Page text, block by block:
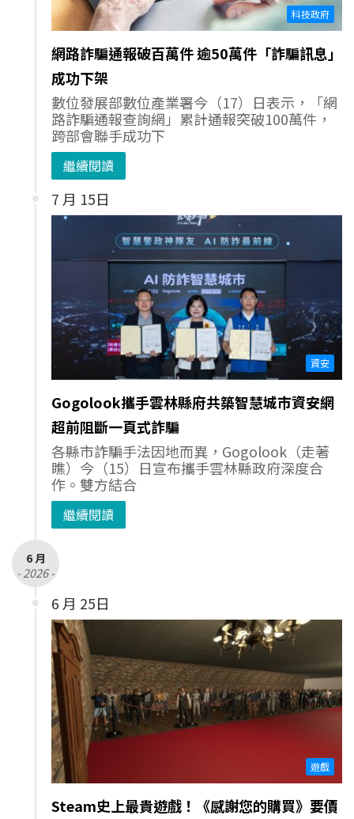
科技政府
網路詐騙通報破百萬件 逾50萬件「詐騙訊息」
成功下架
數位發展部數位產業署今（17）日表示，「網
路詐騙通報查詢網」累計通報突破100萬件，
跨部會聯手成功下
繼續閱讀
7 月 15日
資安
Gogolook攜手雲林縣府共築智慧城市資安網
超前阻斷一頁式詐騙
各縣市詐騙手法因地而異，Gogolook（走著
瞧）今（15）日宣布攜手雲林縣政府深度合
作。雙方結合
繼續閱讀
6 月
- 2026 -
6 月 25日
遊戲
Steam史上最貴遊戲！《感謝您的購買》要價